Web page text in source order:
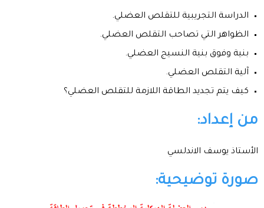
الدراسة التجريبية للتقلص العضلي.
الظواهر التي تصاحب التقلص العضلي.
بنية وفوق بنية النسيج العضلي.
آلية التقلص العضلي.
كيف يتم تجديد الطاقة اللازمة للتقلص العضلي؟
من إعداد:
الأستاذ يوسف الاندلسي
صورة توضيحية: